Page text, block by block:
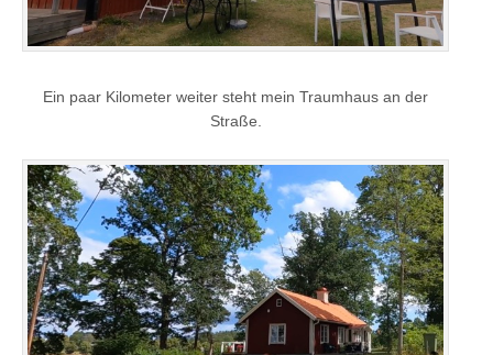
Ein paar Kilometer weiter steht mein Traumhaus an der
Straße.